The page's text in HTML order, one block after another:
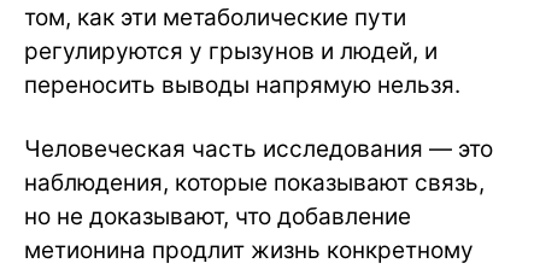
том, как эти метаболические пути
регулируются у грызунов и людей, и
переносить выводы напрямую нельзя.
Человеческая часть исследования — это
наблюдения, которые показывают связь,
но не доказывают, что добавление
метионина продлит жизнь конкретному